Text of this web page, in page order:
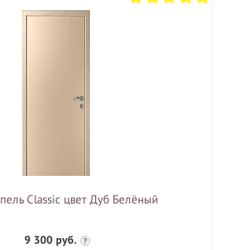
Classic цвет Дуб Белёный
9 300 руб. ?